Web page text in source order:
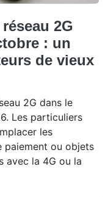
2G
: un
de vieux
2G dans le
Les particuliers
les
paiement ou objets
avec la 4G ou la